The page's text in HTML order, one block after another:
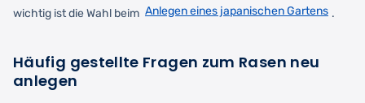
wichtig ist die Wahl beim Anlegen eines japanischen Gartens .
Häufig gestellte Fragen zum Rasen neu
anlegen